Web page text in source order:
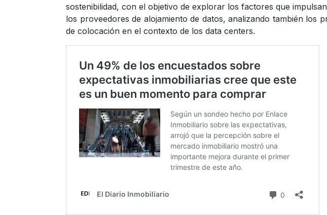
sostenibilidad, con el objetivo de explorar los factores que
los proveedores de alojamiento de datos, analizando también los
de colocación en el contexto de los data centers.